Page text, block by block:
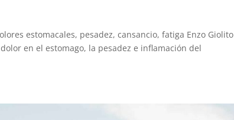
estomacales, pesadez, cansancio, fatiga Enzo Giolito
en el estomago, la pesadez e inflamación del